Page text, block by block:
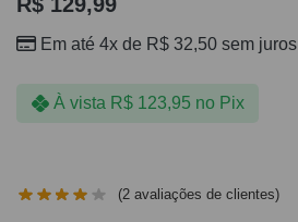
Em até 4x de R$ 32,50 sem juros
À vista R$123,95 no Pix
(2 avaliações de clientes)